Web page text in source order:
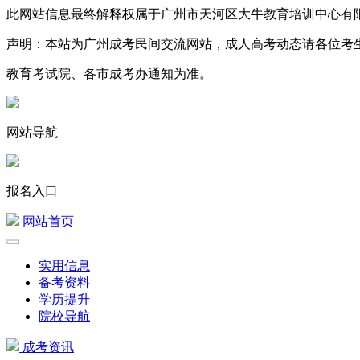
此网站信息最终解释权属于广州市天河区大牛教育培训中心有
声明：本站为广州成考民间交流网站，成人高考动态请各位考
教育考试院、各市成考办通知为准。
网站导航
报名入口
网站首页
实用信息
备考资料
学历提升
院校导航
成考资讯